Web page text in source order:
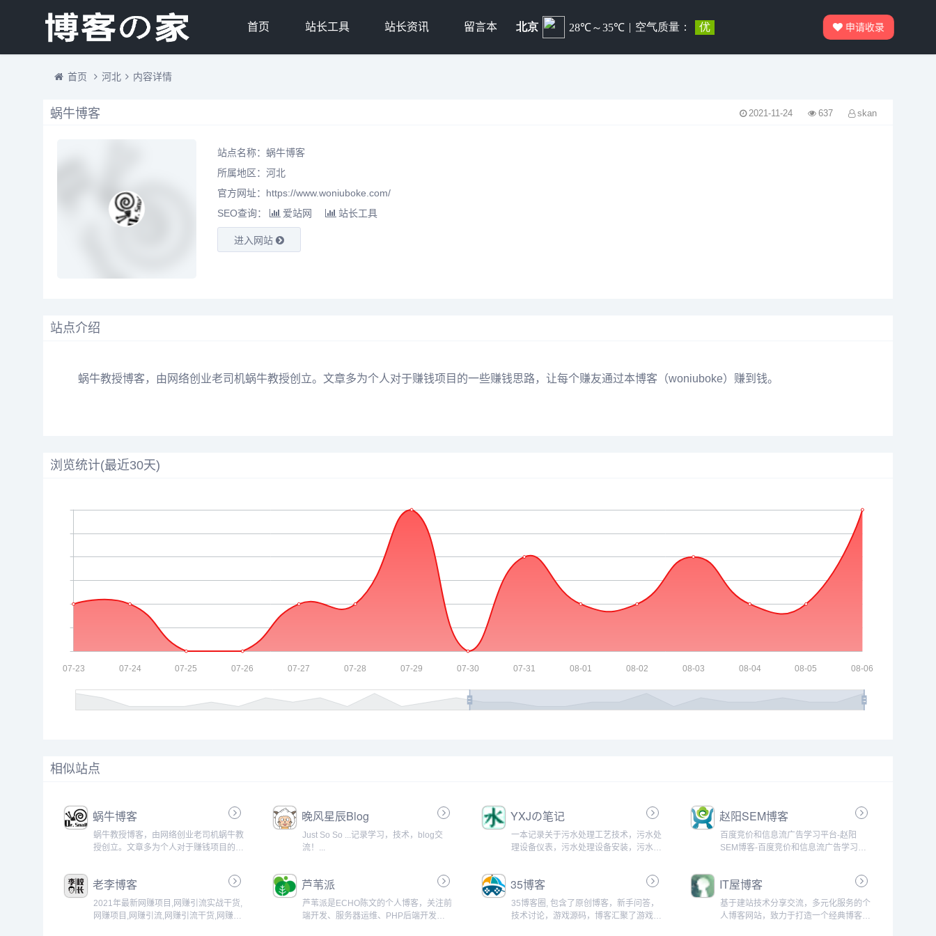
首页 站长工具 站长资讯 留言本 申请收录
首页 河北 内容详情
蜗牛博客 2021-11-24 637 skan
站点名称：蜗牛博客
所属地区： 河北
官方网址：https://www.woniuboke.com/
SEO查询：
爱站网 站长工具
进入网站
站点介绍
蜗牛教授博客，由网络创业老司机蜗牛教授创立。文章多为个人对于赚钱项目的一些赚钱思路，让每个赚友通过本博客（woniuboke）赚到钱。
浏览统计(最近30天)
相似站点
蜗牛博客
蜗牛教授博客，由网络创业老司机蜗牛教
授创立。文章多为个人对于赚钱项目的一
晚风星辰Blog
Just So So ...记录学习，技术，blog交
流！...
YXJの笔记
一本记录关于污水处理工艺技术，污水处
理设备仪表，污水处理设备安装，污水处
一枚在污水处理行业最前线从业八年的污
水处理工程师。...
赵阳SEM博客
百度竞价和信息流广告学习平台-赵阳
SEM博客-百度竞价和信息流广告学习平
老李博客
2021年最新网赚项目,网赚引流实战干货,
网赚项目,网赚引流,网赚引流干货,网赚博
芦苇派
芦苇派是ECHO陈文的个人博客，关注前
端开发、服务器运维、PHP后端开发、
35博客
35博客圈, 包含了原创博客，新手问答，
技术讨论，游戏源码，博客汇聚了游戏开
IT屋博客
基于建站技术分享交流，多元化服务的个
人博客网站，致力于打造一个经典博客